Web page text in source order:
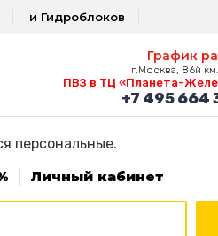
и Гидроблоков
График
г.Москва, 86й
ПВЗ в ТЦ «Планета-
+7 495 664
персональные.
Личный кабинет